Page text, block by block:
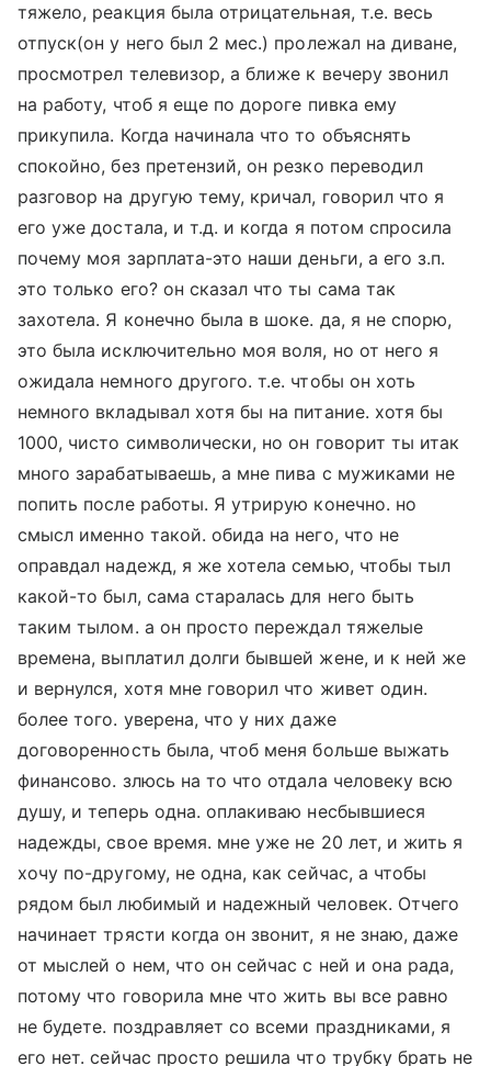
тяжело, реакция была отрицательная, т.е. весь
отпуск(он у него был 2 мес.) пролежал на диване,
просмотрел телевизор, а ближе к вечеру звонил
на работу, чтоб я еще по дороге пивка ему
прикупила. Когда начинала что то объяснять
спокойно, без претензий, он резко переводил
разговор на другую тему, кричал, говорил что я
его уже достала, и т.д. и когда я потом спросила
почему моя зарплата-это наши деньги, а его з.п.
это только его? он сказал что ты сама так
захотела. Я конечно была в шоке. да, я не спорю,
это была исключительно моя воля, но от него я
ожидала немного другого. т.е. чтобы он хоть
немного вкладывал хотя бы на питание. хотя бы
1000, чисто символически, но он говорит ты итак
много зарабатываешь, а мне пива с мужиками не
попить после работы. Я утрирую конечно. но
смысл именно такой. обида на него, что не
оправдал надежд, я же хотела семью, чтобы тыл
какой-то был, сама старалась для него быть
таким тылом. а он просто переждал тяжелые
времена, выплатил долги бывшей жене, и к ней же
и вернулся, хотя мне говорил что живет один.
более того. уверена, что у них даже
договоренность была, чтоб меня больше выжать
финансово. злюсь на то что отдала человеку всю
душу, и теперь одна. оплакиваю несбывшиеся
надежды, свое время. мне уже не 20 лет, и жить я
хочу по-другому, не одна, как сейчас, а чтобы
рядом был любимый и надежный человек. Отчего
начинает трясти когда он звонит, я не знаю, даже
от мыслей о нем, что он сейчас с ней и она рада,
потому что говорила мне что жить вы все равно
не будете. поздравляет со всеми праздниками, я
его нет. сейчас просто решила что трубку брать не